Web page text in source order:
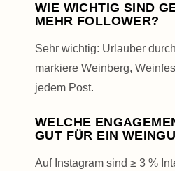
WIE WICHTIG SIND
MEHR FOLLOWER?
Sehr wichtig: Urlauber
markiere Weinberg,
jedem Post.
WELCHE
GUT FÜR EIN
Auf Instagram sind ≥ 3 %